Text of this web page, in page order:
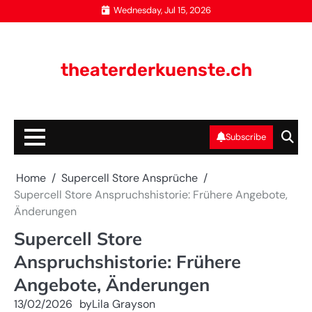
to
Wednesday, Jul 15, 2026
theaterderkuenste.ch
Subscribe
Home
Supercell Store Ansprüche
Supercell Store Anspruchshistorie: Frühere Angebote,
Änderungen
Supercell Store
Anspruchshistorie: Frühere
Angebote, Änderungen
13/02/2026 byLila Grayson